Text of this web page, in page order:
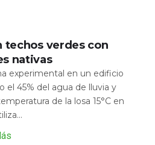
techos verdes con
nativas
experimental en un edificio
el 45% del agua de lluvia y
de la losa 15°C en